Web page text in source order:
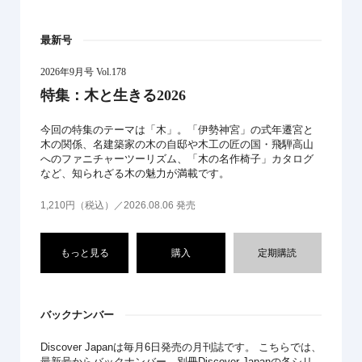
最新号
2026年9月号 Vol.178
特集：木と生きる2026
今回の特集のテーマは「木」。「伊勢神宮」の式年遷宮と
木の関係、名建築家の木の自邸や木工の匠の国・飛騨高山
へのファニチャーツーリズム、「木の名作椅子」カタログ
など、知られざる木の魅力が満載です。
1,210円（税込）／2026.08.06 発売
もっと見る 購入 定期購読
バックナンバー
Discover Japanは毎月6日発売の月刊誌です。 こちらでは、